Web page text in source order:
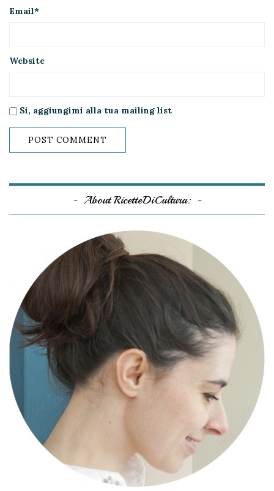
Email*
Website
Si, aggiungimi alla tua mailing list
About RicetteDiCultura: